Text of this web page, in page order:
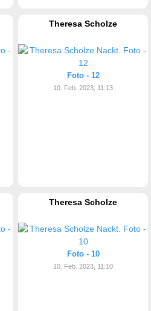
Theresa Scholze
Foto - 12
10. Feb. 2023, 11:13
Theresa Scholze
Foto - 10
10. Feb. 2023, 11:10